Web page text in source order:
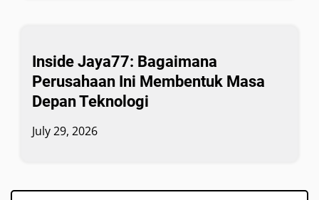
Inside Jaya77: Bagaimana
Perusahaan Ini Membentuk Masa
Depan Teknologi
July 29, 2026